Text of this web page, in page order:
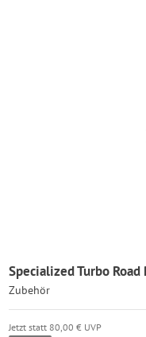
Specialized Turbo
Zubehör
Jetzt statt 80,00 € UVP